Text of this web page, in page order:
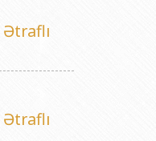
Ətraflı
Ətraflı